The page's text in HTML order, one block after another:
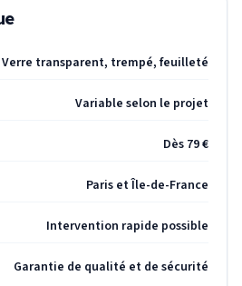
Verre transparent, trempé, feuilleté
Variable selon le projet
Dès 79 €
Paris et Île-de-France
Intervention rapide possible
Garantie de qualité et de sécurité